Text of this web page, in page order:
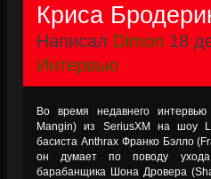
Криса
Написал Dimon 18
Интервью
Во время недавнего
Mangin) из SeriusXM на шоу
басиста Anthrax Франко Бэлло
он думает по поводу
барабанщика Шона Дровера